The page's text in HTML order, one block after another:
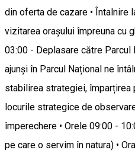
din oferta de cazare • Întalnire
vizitarea orașului împreuna cu
03:00 - Deplasare către Parcul
ajunși în Parcul Național ne
stabilirea strategiei,
locurile strategice de
împerechere • Orele 09:00 -
pe care o servim în natura) •